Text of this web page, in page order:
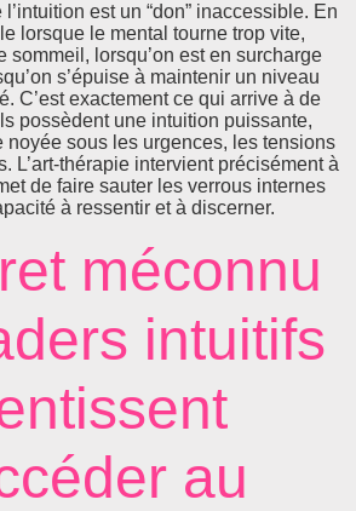
est un “don” inaccessible. En
lorsque le mental tourne trop vite,
sommeil, lorsqu’on est en surcharge
s’épuise à maintenir un niveau
C’est exactement ce qui arrive à de
possèdent une intuition puissante,
noyée sous les urgences, les tensions
L’art-thérapie intervient précisément à
de faire sauter les verrous internes
à ressentir et à discerner.
méconnu
intuitifs
au